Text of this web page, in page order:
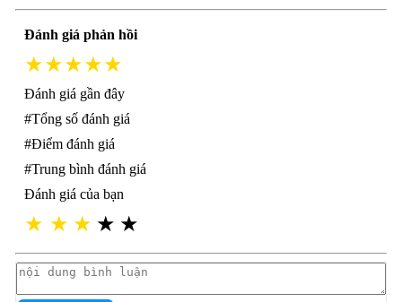
Đánh giá phản hồi
★★★★★
Đánh giá gần đây
#Tổng số đánh giá
#Điểm đánh giá
#Trung bình đánh giá
Đánh giá của bạn
★ ★ ★ ★ ★